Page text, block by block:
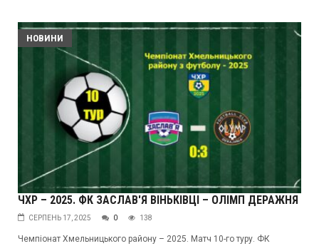
НОВИНИ
ЧХР – 2025. ФК ЗАСЛАВ'Я ВІНЬКІВЦІ – ОЛІМП ДЕРАЖНЯ
СЕРПЕНЬ 17, 2025 0 138
Чемпіонат Хмельницького району – 2025. Матч 10-го туру. ФК